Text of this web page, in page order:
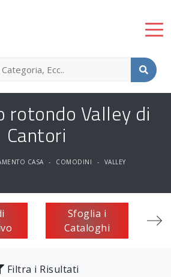
rotondo Valley di
Cantori
CASA - COMODINI - VALLEY
Sfoglia i
Cataloghi
Filtra i Risultati